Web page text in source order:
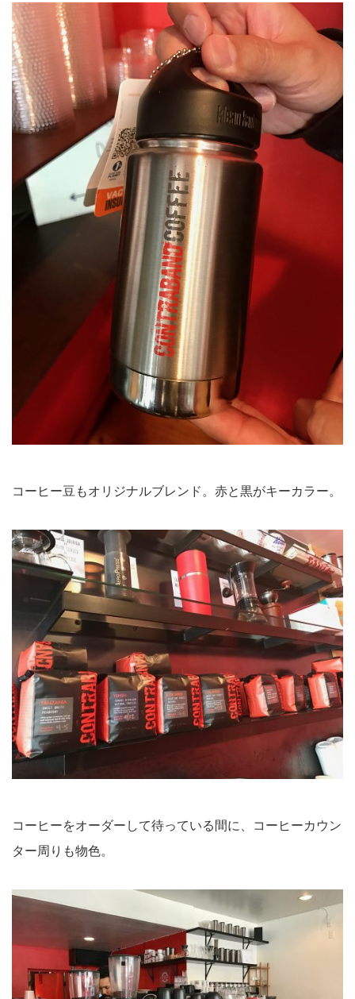
コーヒー豆もオリジナルブレンド。赤と黒がキーカラー。
コーヒーをオーダーして待っている間に、コーヒーカウン
ター周りも物色。